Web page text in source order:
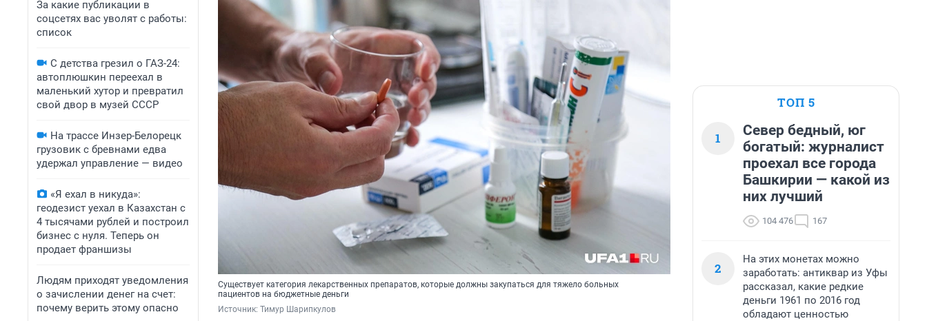
За какие публикации в
соцсетях вас уволят с работы:
список
С детства грезил о ГАЗ-24:
автоплюшкин переехал в
маленький хутор и превратил
свой двор в музей СССР
На трассе Инзер-Белорецк
грузовик с бревнами едва
удержал управление — видео
«Я ехал в никуда»:
геодезист уехал в Казахстан с
4 тысячами рублей и построил
бизнес с нуля. Теперь он
продает франшизы
Людям приходят уведомления
о зачислении денег на счет:
почему верить этому опасно
Существует категория лекарственных препаратов, которые должны закупаться для тяжело больных
пациентов на бюджетные деньги
Источник: Тимур Шарипкулов
ТОП 5
1
Север бедный, юг
богатый: журналист
проехал все города
Башкирии — какой из
них лучший
104 476 167
2
На этих монетах можно
заработать: антиквар из Уфы
рассказал, какие редкие
деньги 1961 по 2016 год
обладают ценностью